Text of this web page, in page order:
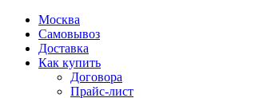
Москва
Самовывоз
Доставка
Как купить
Договора
Прайс-лист